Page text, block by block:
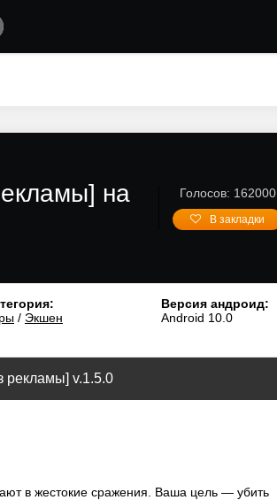
на
Голосов: 162000
В закладки
/ Экшен
Версия андроид:
Android 10.0
рекламы] v.1.5.0
в жестокие сражения. Ваша цель — убить